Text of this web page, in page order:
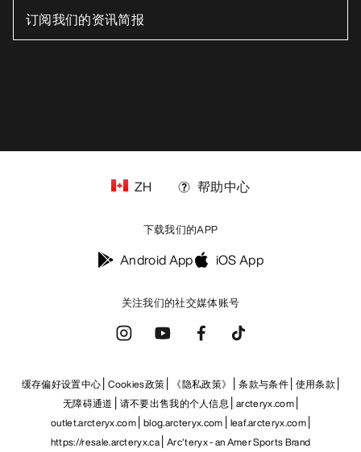
关注我们的社交媒体账号
ZH 帮助中心
下载我们的APP
Android App iOS App
缓存偏好设置中心 Cookies政策 《隐私政策》 条款与条件 使用条款
无障碍通道
请不要出售我的个人信息 arcteryx.com
outlet.arcteryx.com blog.arcteryx.com leaf.arcteryx.com
https://resale.arcteryx.ca Arc'teryx - an Amer Sports Brand